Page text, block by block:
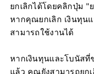
ยกเลิกได้โดยคลิกปุ่ม "
หากคุณยกเลิก เงินทุน
สามารถใช้งานได้
หากเงินทุนและโบนัส
แล้ว คุณยังสามารถยก